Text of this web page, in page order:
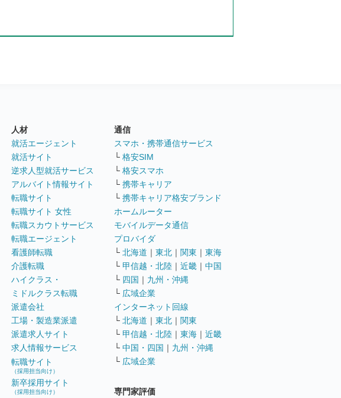
人材
就活エージェント
就活サイト
逆求人型就活サービス
アルバイト情報サイト
転職サイト
転職サイト 女性
転職スカウトサービス
転職エージェント
看護師転職
介護転職
ハイクラス・
ミドルクラス転職
派遣会社
工場・製造業派遣
派遣求人サイト
求人情報サービス
転職サイト
（採用担当向け）
新卒採用サイト
（採用担当向け）
通信
スマホ・携帯通信サービス
└ 格安SIM
└ 格安スマホ
└ 携帯キャリア
└ 携帯キャリア格安ブランド
ホームルーター
モバイルデータ通信
プロバイダ
└ 北海道 ｜ 東北 ｜ 関東 ｜ 東海
└ 甲信越・北陸 ｜ 近畿 ｜ 中国
└ 四国 ｜ 九州・沖縄
└ 広域企業
インターネット回線
└ 北海道 ｜ 東北 ｜ 関東
└ 甲信越・北陸 ｜ 東海 ｜ 近畿
└ 中国・四国 ｜ 九州・沖縄
└ 広域企業
専門家評価